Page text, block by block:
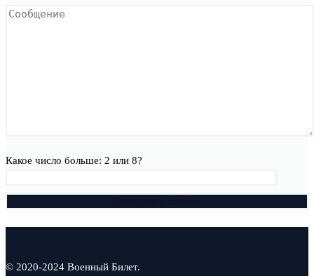
Какое число больше: 2 или 8?
© 2020-2024 Военный Билет.